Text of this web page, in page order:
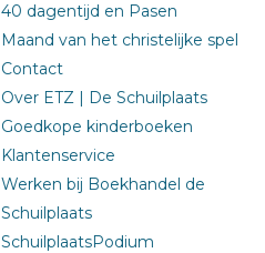
40 dagentijd en Pasen
Maand van het christelijke spel
Contact
Over ETZ | De Schuilplaats
Goedkope kinderboeken
Klantenservice
Werken bij Boekhandel de
Schuilplaats
SchuilplaatsPodium